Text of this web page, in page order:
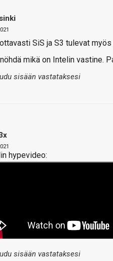
SiS ja S3 tulevat
mikä on Intelin vastine.
sisään vastataksesi
hypevideo:
sisään vastataksesi